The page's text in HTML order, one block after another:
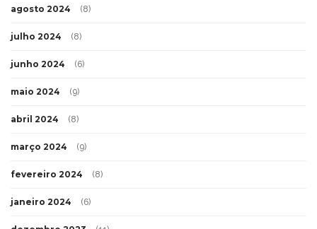
agosto 2024 (8)
julho 2024 (8)
junho 2024 (6)
maio 2024 (9)
abril 2024 (8)
março 2024 (9)
fevereiro 2024 (8)
janeiro 2024 (6)